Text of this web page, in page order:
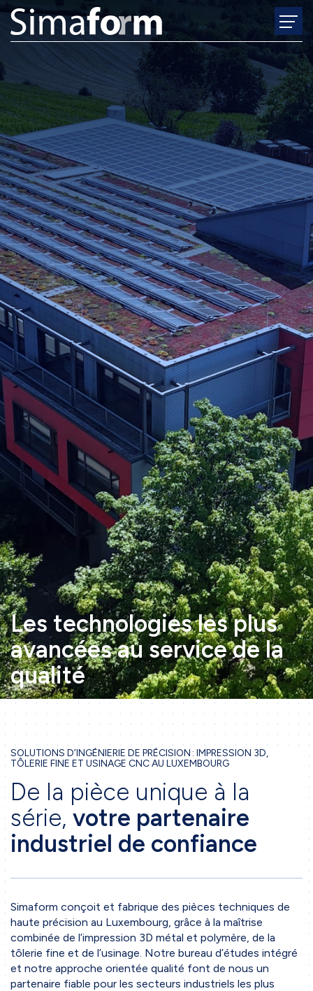
Les technologies les plus
avancées au service de la
qualité
SOLUTIONS D’INGÉNIERIE DE PRÉCISION : IMPRESSION 3D,
TÔLERIE FINE ET USINAGE CNC AU LUXEMBOURG
De la pièce unique à la
série, votre partenaire
industriel de confiance
Simaform conçoit et fabrique des pièces techniques de
haute précision au Luxembourg, grâce à la maîtrise
combinée de l’impression 3D métal et polymère, de la
tôlerie fine et de l’usinage. Notre bureau d’études intégré
et notre approche orientée qualité font de nous un
partenaire fiable pour les secteurs industriels les plus